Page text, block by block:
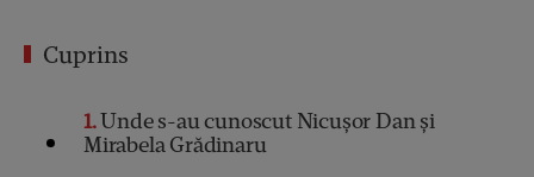
Cuprins
1Unde s-au cunoscut Nicușor Dan și
Mirabela Grădinaru